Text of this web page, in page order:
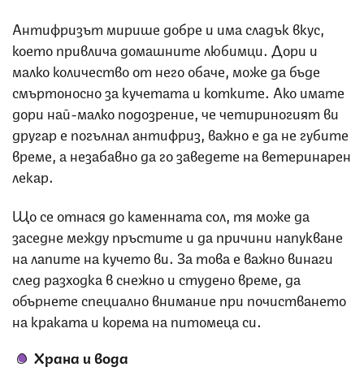
Антифризът мирише добре и има сладък вкус,
което привлича домашните любимци. Дори и
малко количество от него обаче, може да бъде
смъртоносно за кучетата и котките. Ако имате
дори най-малко подозрение, че четириногият ви
другар е погълнал антифриз, важно е да не губите
време, а незабавно да го заведете на ветеринарен
лекар.
Що се отнася до каменната сол, тя може да
заседне между пръстите и да причини напукване
на лапите на кучето ви. За това е важно винаги
след разходка в снежно и студено време, да
обърнете специално внимание при почистването
на краката и корема на питомеца си.
Храна и вода